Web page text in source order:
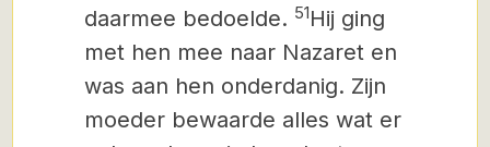
daarmee bedoelde. 51Hij ging
met hen mee naar Nazaret en
was aan hen onderdanig. Zijn
moeder bewaarde alles wat er